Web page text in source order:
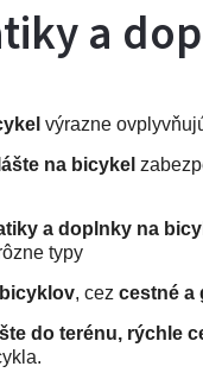
a
výrazne
na bicykel
a doplnky na
typy
, cez cestné a
do terénu, rýchle